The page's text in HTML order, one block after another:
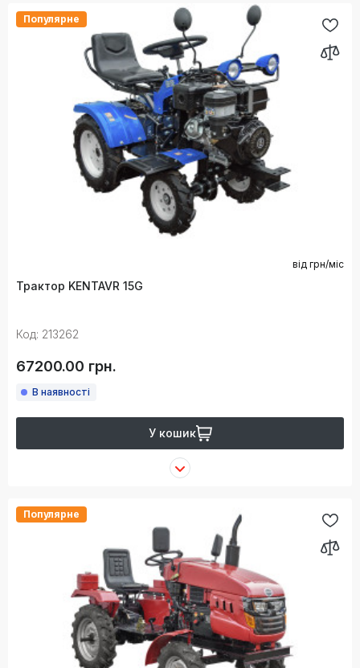
Популярне
від грн/міс
Трактор KENTAVR 15G
Код: 213262
67200.00 грн.
В наявності
У кошик
Популярне